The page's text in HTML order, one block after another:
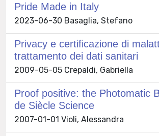
Pride Made in Italy
2023-06-30 Basaglia, Stefano
Privacy e certificazione di
trattamento dei dati sanitari
2009-05-05 Crepaldi, Gabriella
Proof positive: the Photomatic
de Siècle Science
2007-01-01 Violi, Alessandra